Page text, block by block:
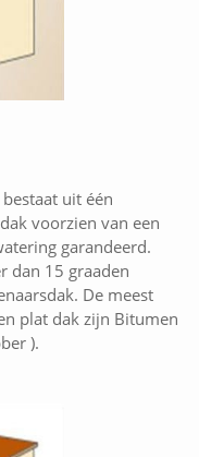
uit één
voorzien van een
garandeerd.
dan 15 graaden
De meest
plat dak zijn Bitumen
).